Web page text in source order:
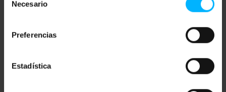
Necesario
Preferencias
Estadística
Nie znalazłeś tego, czego szukałeś? Te